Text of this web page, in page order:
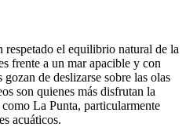
respetado el equilibrio natural de la
frente a un mar apacible y con
de deslizarse sobre las olas
son quienes más disfrutan la
La Punta, particularmente
acuáticos.